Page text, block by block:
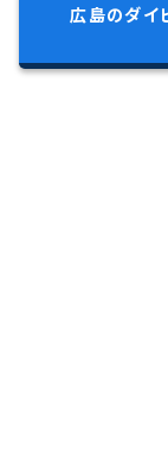
広島のダイ